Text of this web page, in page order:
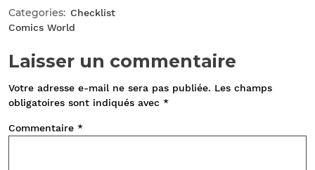
Categories: Checklist
Comics World
Laisser un commentaire
Votre adresse e-mail ne sera pas publiée. Les champs
obligatoires sont indiqués avec *
Commentaire *